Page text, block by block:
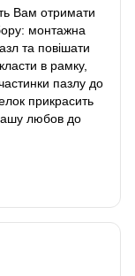
Вам отримати
монтажна
та повішати
в рамку,
пазлу до
прикрасить
любов до